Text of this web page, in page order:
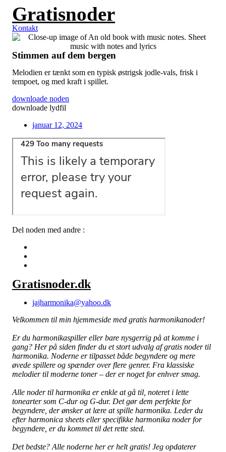
Videre
indhold
Gratisnoder
Kontakt
Stimmen auf dem bergen
Melodien er tænkt som en typisk østrigsk jodle-vals, frisk i
tempoet, og med kraft i spillet.
downloade noden
downloade lydfil
januar 12, 2024
Del noden med andre :
Gratisnoder.dk
jajharmonika@yahoo.dk
Velkommen til min hjemmeside med gratis harmonikanoder!
Er du harmonikaspiller eller bare nysgerrig på at komme i
gang? Her på siden finder du et stort udvalg af gratis noder til
harmonika. Noderne er tilpasset både begyndere og mere
øvede spillere og spænder over flere genrer. Fra klassiske
melodier til moderne toner – der er noget for enhver smag.
Alle noder til harmonika er enkle at gå til, noteret i lette
tonearter som C-dur og G-dur. Det gør dem perfekte for
begyndere, der ønsker at lære at spille harmonika. Leder du
efter harmonica sheets eller specifikke harmonika noder for
begyndere, er du kommet til det rette sted.
Det bedste? Alle noderne her er helt gratis! Jeg opdaterer